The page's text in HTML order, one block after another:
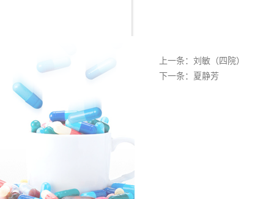
上一条： 刘敏（四院）
下一条： 夏静芳